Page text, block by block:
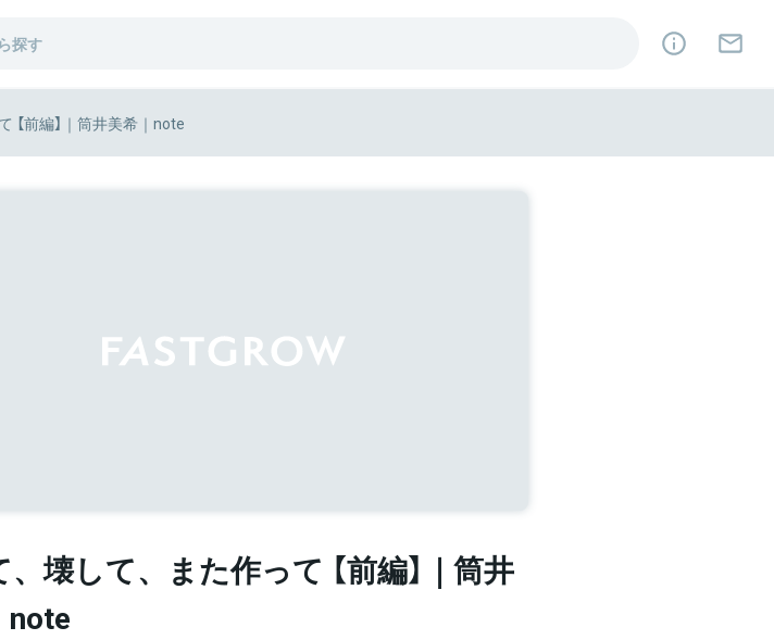
【前編】｜筒井美希｜note
壊して、また作って 【前編】｜筒井
note